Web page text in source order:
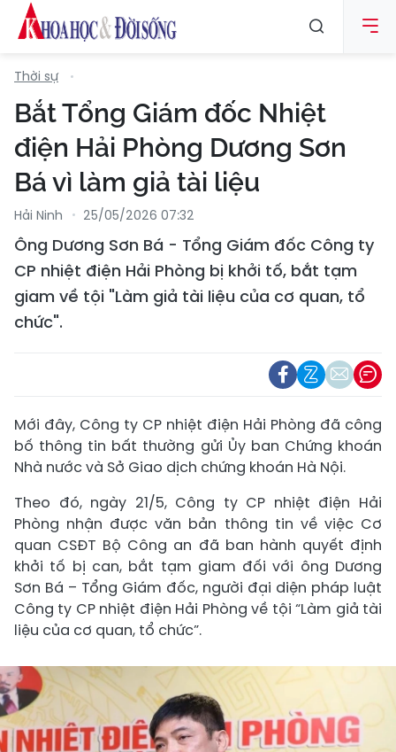
Thời sự
Bắt Tổng Giám đốc Nhiệt
điện Hải Phòng Dương Sơn
Bá vì làm giả tài liệu
Hải Ninh 25/05/2026 07:32
Ông Dương Sơn Bá - Tổng Giám đốc Công ty
CP nhiệt điện Hải Phòng bị khởi tố, bắt tạm
giam về tội "Làm giả tài liệu của cơ quan, tổ
chức".
Mới đây, Công ty CP nhiệt điện Hải Phòng đã công
bố thông tin bất thường gửi Ủy ban Chứng khoán
Nhà nước và Sở Giao dịch chứng khoán Hà Nội.
Theo đó, ngày 21/5, Công ty CP nhiệt điện Hải
Phòng nhận được văn bản thông tin về việc Cơ
quan CSĐT Bộ Công an đã ban hành quyết định
khởi tố bị can, bắt tạm giam đối với ông Dương
Sơn Bá – Tổng Giám đốc, người đại diện pháp luật
Công ty CP nhiệt điện Hải Phòng về tội “Làm giả tài
liệu của cơ quan, tổ chức”.